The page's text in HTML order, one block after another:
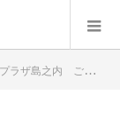
ザ島之内 ご成約済